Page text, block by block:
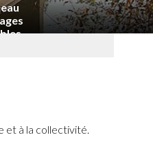
et à la collectivité.